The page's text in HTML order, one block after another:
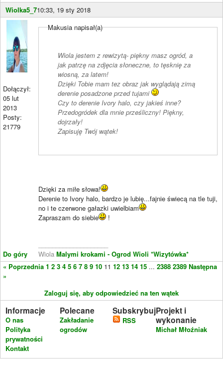
Wiolka5_710:33, 19 sty 2018
Dołączył:
05 lut
2013
Posty:
21779
Do góry
Makusia napisał(a)
Wiola jestem z rewizytą- piękny masz ogród, a
jak patrzę na zdjęcia słoneczne, to tęsknię za
wiosną, za latem!
Dzięki Tobie mam tez obraz jak wyglądają zimą
derenie posadzone przed tujami
Czy to derenie Ivory halo, czy jakieś inne?
Przedogródek dla mnie prześliczny! Piękny,
dojrzały!
Zapisuję Twój wątek!
Dzięki za miłe słowa!
Derenie to Ivory halo, bardzo je lubię...fajnie świecą na tle tuji,
no i te czerwone gałazki uwielbiam
Zapraszam do siebie
!
Wiola Malymi krokami - Ogrod Wioli *Wizytówka*
« Poprzednia 1 2 3 4 5 6 7 8 9 10 11 12 13 14 15 ... 2388 2389 Następna
»
Zaloguj się, aby odpowiedzieć na ten wątek
Informacje
O nas
Polityka
prywatności
Kontakt
Polecane
Zakładanie
ogrodów
Subskrybuj
RSS
Projekt i
wykonanie
Michał Młoźniak